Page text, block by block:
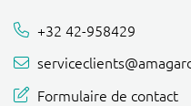
+32 42-958429
Formulaire de contact